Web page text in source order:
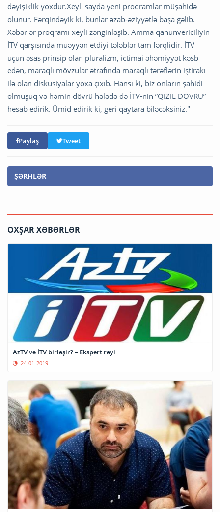
dəyişiklik yoxdur.Xeyli sayda yeni proqramlar müşahidə
olunur. Fərqindəyik ki, bunlar əzab-əziyyətlə başa gəlib.
Xəbərlər proqramı xeyli zənginləşib. Amma qanunvericiliyin
İTV qarşısında müəyyən etdiyi tələblər tam fərqlidir. İTV
üçün əsas prinsip olan plüralizm, ictimai əhəmiyyət kəsb
edən, maraqlı mövzular ətrafında maraqlı tərəflərin iştirakı
ilə olan diskusiyalar yoxa çıxıb. Hansı ki, biz onların şahidi
olmuşuq və həmin dövrü hələdə də İTV-nin ”QIZIL DÖVRÜ”
hesab edirik. Ümid edirik ki, geri qaytara biləcəksiniz."
Paylaş Tweet
ŞƏRHLƏR
OXŞAR XƏBƏRLƏR
AzTV və İTV birləşir? – Ekspert rəyi
24-01-2019